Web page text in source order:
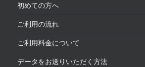
初めての方へ
ご利用の流れ
ご利用料金について
データをお送りいただく方法